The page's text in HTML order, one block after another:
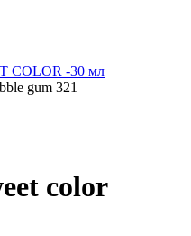
COLOR -30 мл
gum 321
color